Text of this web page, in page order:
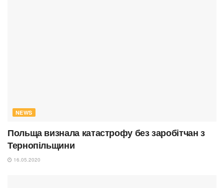
NEWS
Польща визнала катастрофу без заробітчан з
Тернопільщини
16.05.2020